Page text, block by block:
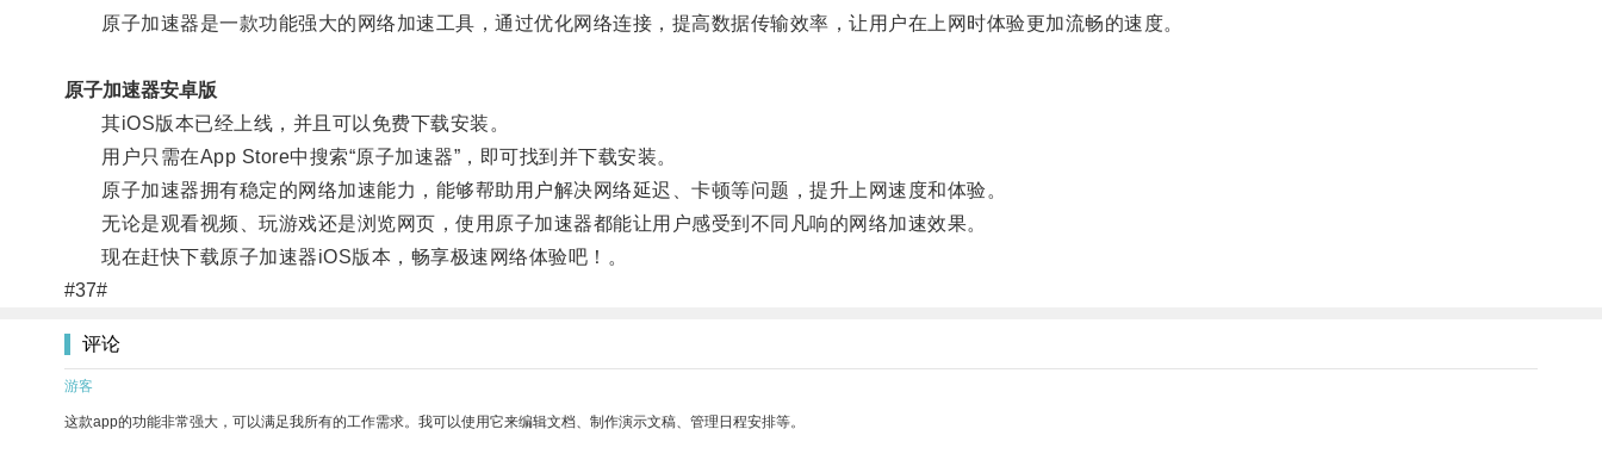
原子加速器是一款功能强大的网络加速工具，通过优化网络连接，提高数据传输效率，让用户在上网时体验更加流畅的速度。
原子加速器安卓版
其iOS版本已经上线，并且可以免费下载安装。
用户只需在App Store中搜索“原子加速器”，即可找到并下载安装。
原子加速器拥有稳定的网络加速能力，能够帮助用户解决网络延迟、卡顿等问题，提升上网速度和体验。
无论是观看视频、玩游戏还是浏览网页，使用原子加速器都能让用户感受到不同凡响的网络加速效果。
现在赶快下载原子加速器iOS版本，畅享极速网络体验吧！。
#37#
评论
游客
这款app的功能非常强大，可以满足我所有的工作需求。我可以使用它来编辑文档、制作演示文稿、管理日程安排等。